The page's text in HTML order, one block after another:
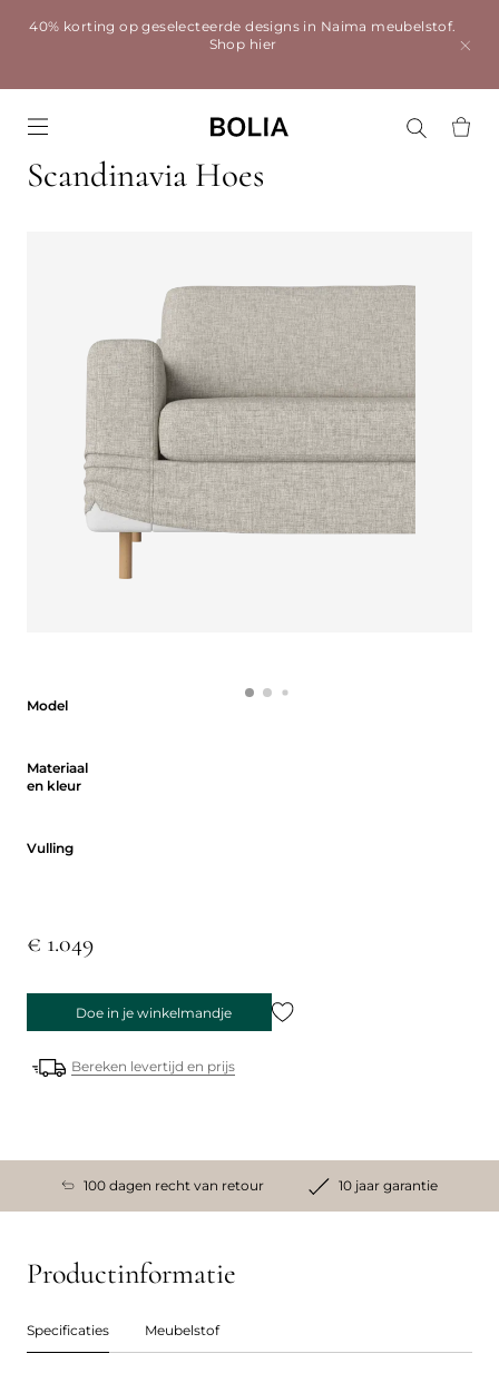
40% korting op geselecteerde designs in Naima meubelstof.
Shop hier
Scandinavia Hoes
Model
Materiaal
en kleur
Vulling
€ 1.049
Doe in je winkelmandje
Bereken levertijd en prijs
100 dagen recht van retour 10 jaar garantie
Productinformatie
Specificaties Meubelstof